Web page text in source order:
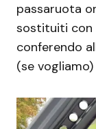
passaruota
sostituiti con
conferendo
(se